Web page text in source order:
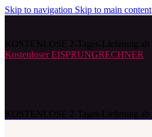
Skip to navigation Skip to main content
Kostenloser EISPRUNGRECHNER